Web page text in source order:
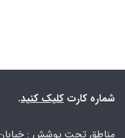
شماره کارت کلیک کنید.
مناطق تحت پوشش :